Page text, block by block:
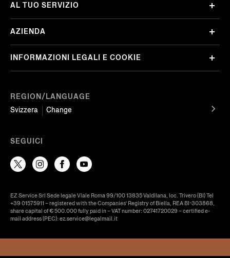
REGION/LANGUAGE
Svizzera
Change
AL TUO SERVIZIO
AZIENDA
INFORMAZIONI LEGALI E COOKIE
SEGUICI
EZ Service Srl Sede legale Viale Roma 99/100 13835 Valdilana, loc. Trivero (BI) Tel
+39 01575911 – registered with the Companies’ Registry of Biella, REA BI-303868,
share capital of € 500.000 fully paid in – VAT number: 02741720029 – certified e-
mail address (PEC): ez.service@legalmail.it